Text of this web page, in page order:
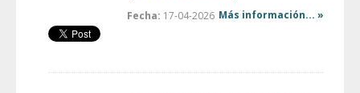
Fecha: 17-04-2026 Más información... »